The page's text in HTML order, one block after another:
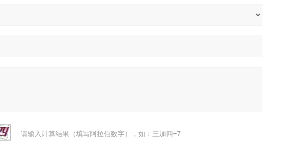
请输入计算结果（填写阿拉伯数字），如：三加四=7